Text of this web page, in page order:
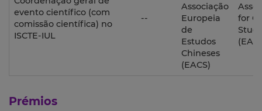
evento científico (com
comissão científica) no
ISCTE-IUL
--
Associação
Europeia
de
Estudos
Chineses
(EACS)
for
Prémios